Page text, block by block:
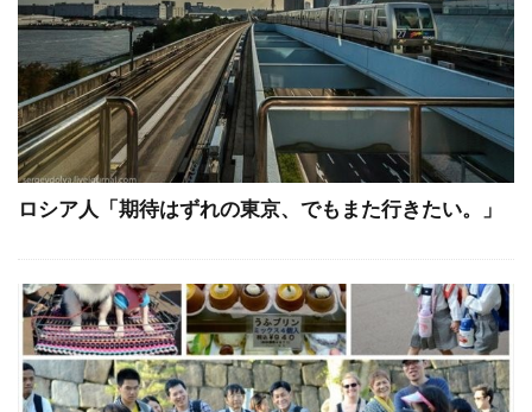
ロシア人「期待はずれの東京、でもまた行きたい。」